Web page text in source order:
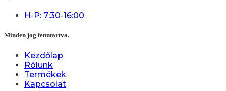
H-P: 7:30-16:00
Minden jog fenntartva.
Kezdőlap
Rólunk
Termékek
Kapcsolat